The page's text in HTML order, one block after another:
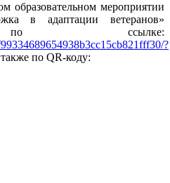
образовательном мероприятии
в адаптации ветеранов»
по ссылке:
?
по QR-коду: